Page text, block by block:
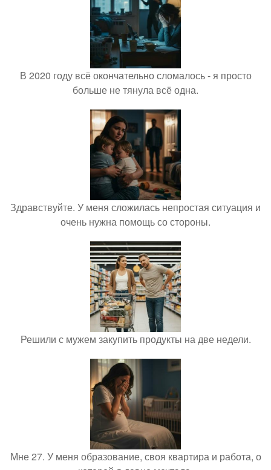
В 2020 году всё окончательно сломалось - я просто
больше не тянула всё одна.
Здравствуйте. У меня сложилась непростая ситуация и
очень нужна помощь со стороны.
Решили с мужем закупить продукты на две недели.
Мне 27. У меня образование, своя квартира и работа, о